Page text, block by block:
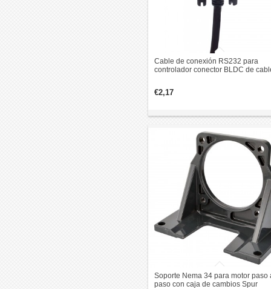
Cable de conexión RS232 para
controlador conector BLDC de
€2,17
Soporte Nema 34 para motor paso
paso con caja de cambios Spur